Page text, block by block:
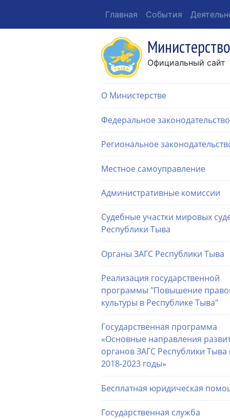
Главная События
Официальный сайт
О Министерстве
Федеральное законодательство
Региональное
Местное самоуправление
Административные комиссии
Судебные участки мировых
Республики Тыва
Органы ЗАГС Республики Тыва
Реализация государственной
программы "Повышение
культуры в Республике Тыва"
Государственная программа
«Основные направления
органов ЗАГС Республики Тыва
2018-2023 годы»
Бесплатная юридическая
Государственная служба